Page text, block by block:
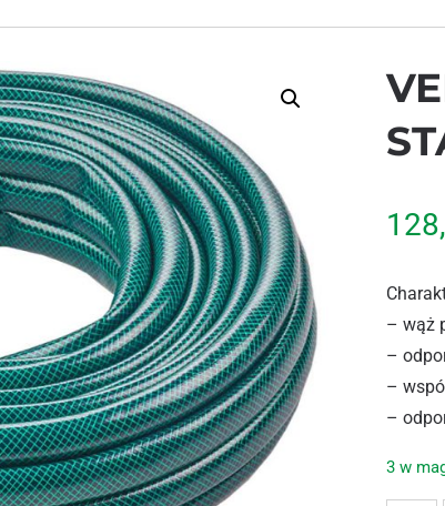
– wąż
–
–
–
3 w